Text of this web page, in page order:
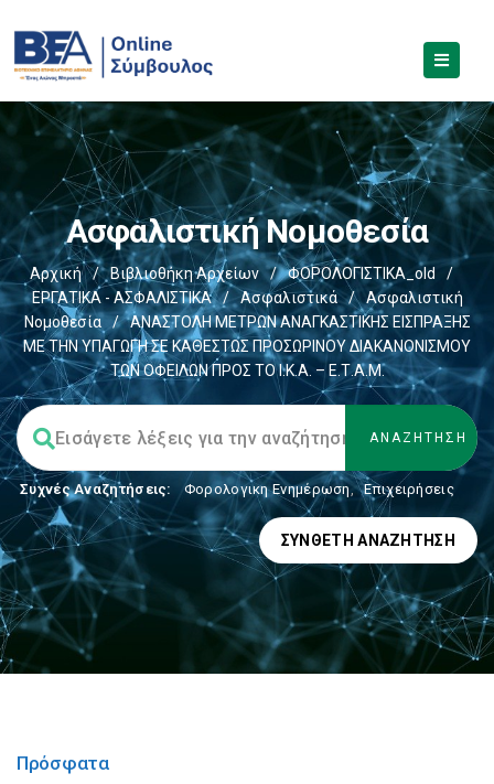
Ασφαλιστική Νομοθεσία
Αρχική / Βιβλιοθήκη Αρχείων / ΦΟΡΟΛΟΓΙΣΤΙΚΑ_old
/
ΕΡΓΑΤΙΚΑ - ΑΣΦΑΛΙΣΤΙΚΑ
/ Ασφαλιστικά /
Ασφαλιστική
Νομοθεσία
/
ΑΝΑΣΤΟΛΗ ΜΕΤΡΩΝ ΑΝΑΓΚΑΣΤΙΚΗΣ ΕΙΣΠΡΑΞΗΣ
ΜΕ ΤΗΝ ΥΠΑΓΩΓΗ ΣΕ ΚΑΘΕΣΤΩΣ ΠΡΟΣΩΡΙΝΟΥ ΔΙΑΚΑΝΟΝΙΣΜΟΥ
ΤΩΝ ΟΦΕΙΛΩΝ ΠΡΟΣ ΤΟ Ι.Κ.Α. – Ε.Τ.Α.Μ.
Συχνές Αναζητήσεις: Φορολογικη Ενημέρωση, Επιχειρήσεις
ΣΎΝΘΕΤΗ ΑΝΑΖΉΤΗΣΗ
Πρόσφατα